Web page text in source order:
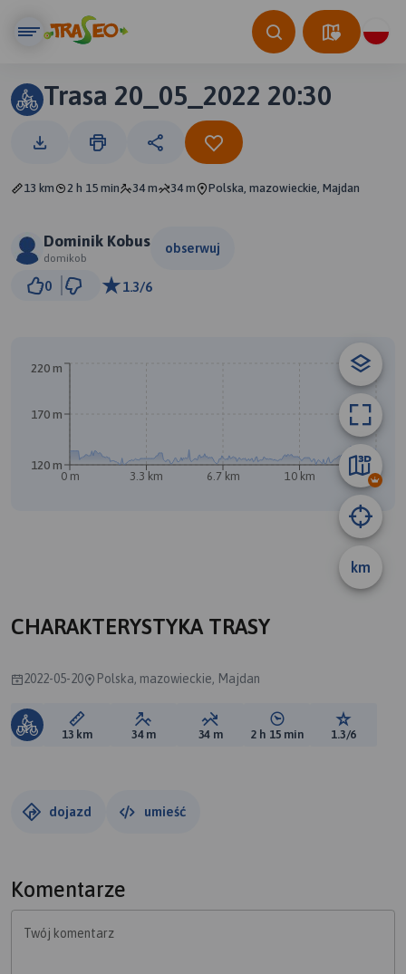
Trasa 20_05_2022 20:30
13 km 2 h 15 min 34 m 34 m Polska, mazowieckie, Majdan
Dominik Kobus
domikob
obserwuj
0 1.3/6
km
0 m 3.3 km 6.7 km 10 km 13 km
120 m
170 m
220 m
CHARAKTERYSTYKA TRASY
2022-05-20 Polska, mazowieckie, Majdan
Długość trasy:
13 km Suma przewyższeń:
34 m Suma spadków:
34 m Średni czas potrzebny
2 h 15 min Ocena
1.3/6
dojazd umieść
Komentarze
Twój komentarz